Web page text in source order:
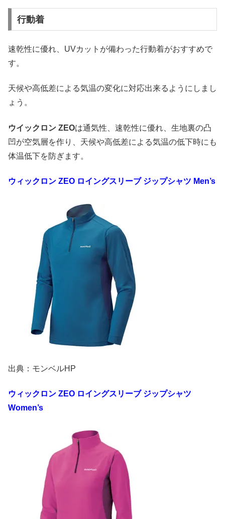
行動着
速乾性に優れ、UVカットが備わった行動着がおすすめで
す。
天候や高低差による気温の変化に対応出来るようにしまし
ょう。
ウイックロン ZEOは通気性、速乾性に優れ、生地裏の凸
凹が空気層を作り、天候や高低差による気温の低下時にも
体温低下を防ぎます。
ウィックロン ZEO ロイングスリーブ ジップシャツ Men’s
出典：モンベルHP
ウィックロン ZEO ロイングスリーブ ジップシャツ
Women’s